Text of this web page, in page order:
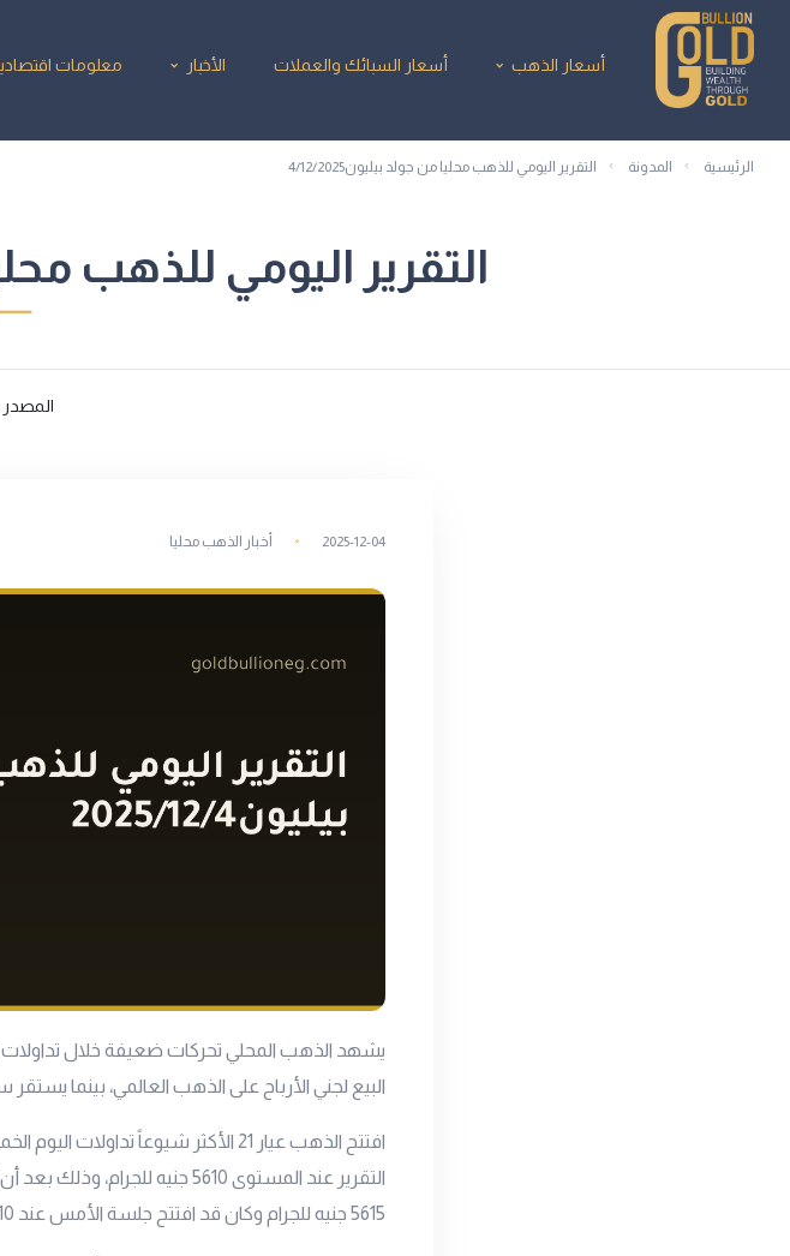
أسعار الذهب أسعار السبائك والعملات الأخبار معلومات
الرئيسية المدونة التقرير اليومي للذهب محليا من جولد بيليون4/12/2025
التقرير اليومي للذهب محليا
المصدر
2025-12-04 أخبار الذهب محليا
يشهد الذهب المحلي تحركات ضعيفة خلال تداولات
البيع لجني الأرباح على الذهب العالمي، بينما
افتتح الذهب عيار 21
5615 جنيه للجرام وكان قد افتتح جلسة الأمس عند 5610 جنيه للجرام.